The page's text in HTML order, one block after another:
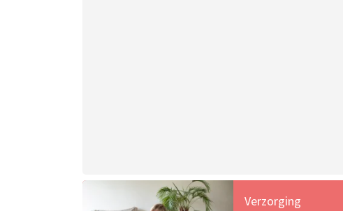
Verzorging